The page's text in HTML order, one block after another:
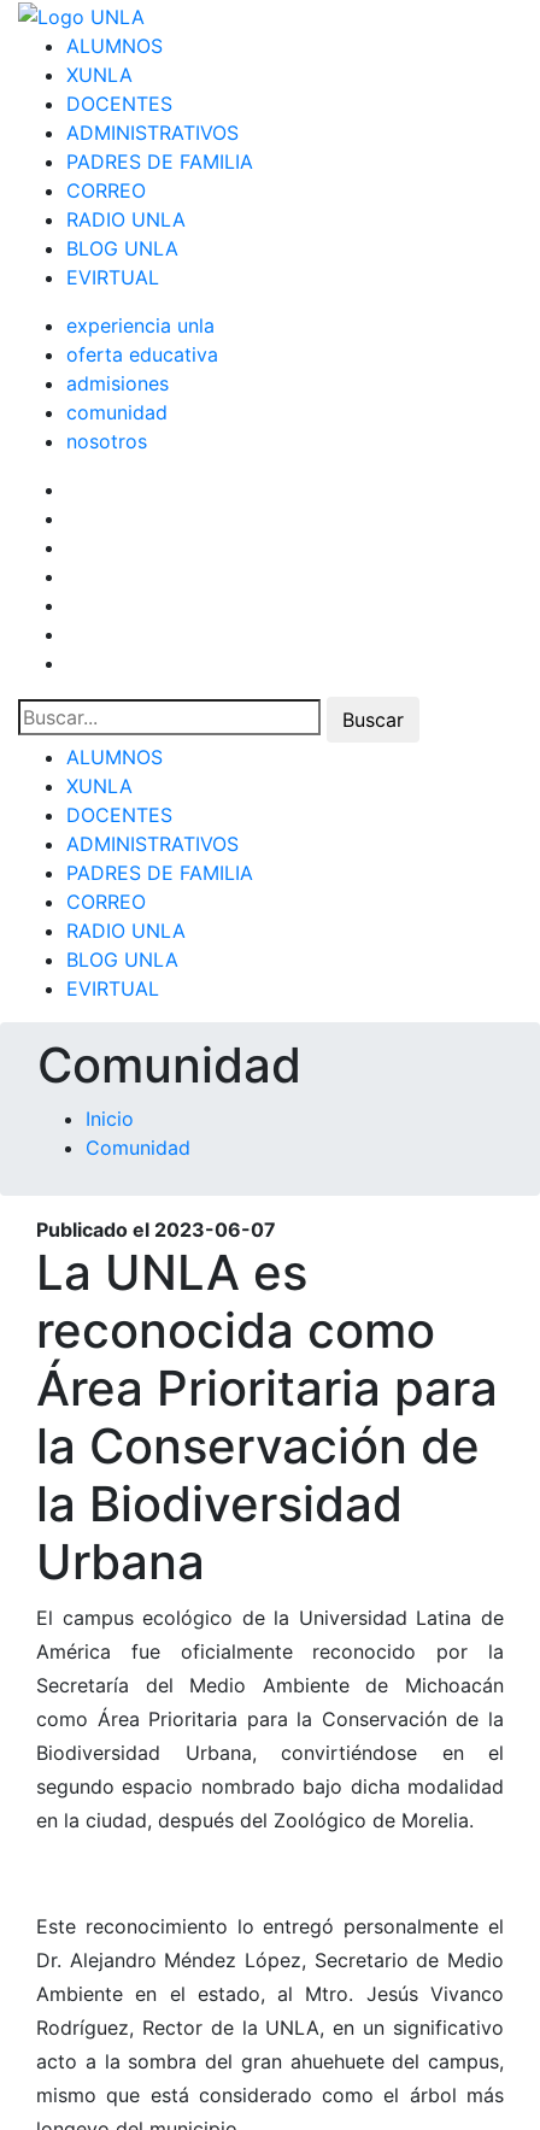
ALUMNOS
XUNLA
DOCENTES
ADMINISTRATIVOS
PADRES DE FAMILIA
CORREO
RADIO UNLA
BLOG UNLA
EVIRTUAL
experiencia unla
oferta educativa
admisiones
comunidad
nosotros
ALUMNOS
XUNLA
DOCENTES
ADMINISTRATIVOS
PADRES DE FAMILIA
CORREO
RADIO UNLA
BLOG UNLA
EVIRTUAL
Comunidad
Inicio
Comunidad
Publicado el 2023-06-07
La UNLA es
reconocida como
Área Prioritaria para
la Conservación de
la Biodiversidad
Urbana
El campus ecológico de la Universidad Latina de
América fue oficialmente reconocido por la
Secretaría del Medio Ambiente de Michoacán
como Área Prioritaria para la Conservación de la
Biodiversidad Urbana, convirtiéndose en el
segundo espacio nombrado bajo dicha modalidad
en la ciudad, después del Zoológico de Morelia.
Este reconocimiento lo entregó personalmente el
Dr. Alejandro Méndez López, Secretario de Medio
Ambiente en el estado, al Mtro. Jesús Vivanco
Rodríguez, Rector de la UNLA, en un significativo
acto a la sombra del gran ahuehuete del campus,
mismo que está considerado como el árbol más